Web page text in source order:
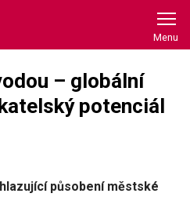
– globální
potenciál
působení městské